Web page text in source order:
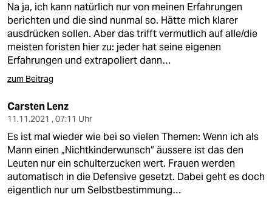
Na ja, ich kann natürlich nur von meinen Erfahrungen
berichten und die sind nunmal so. Hätte mich klarer
ausdrücken sollen. Aber das trifft vermutlich auf alle/die
meisten foristen hier zu: jeder hat seine eigenen
Erfahrungen und extrapoliert dann…
zum Beitrag
Carsten Lenz
11.11.2021 , 07:11 Uhr
Es ist mal wieder wie bei so vielen Themen: Wenn ich als
Mann einen „Nichtkinderwunsch“ äussere ist das den
Leuten nur ein schulterzucken wert. Frauen werden
automatisch in die Defensive gesetzt. Dabei geht es doch
eigentlich nur um Selbstbestimmung…